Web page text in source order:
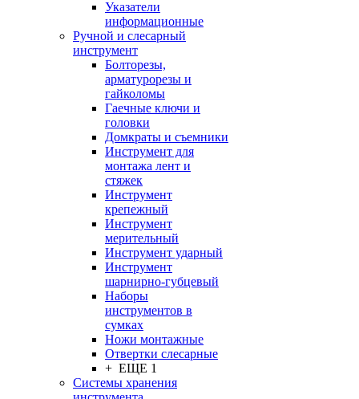
Указатели
информационные
Ручной и слесарный
инструмент
Болторезы,
арматурорезы и
гайколомы
Гаечные ключи и
головки
Домкраты и съемники
Инструмент для
монтажа лент и
стяжек
Инструмент
крепежный
Инструмент
мерительный
Инструмент ударный
Инструмент
шарнирно-губцевый
Наборы
инструментов в
сумках
Ножи монтажные
Отвертки слесарные
+ ЕЩЕ 1
Системы хранения